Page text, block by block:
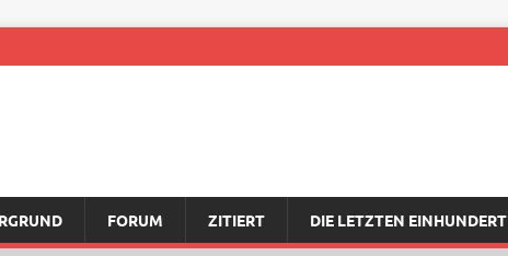
FORUM ZITIERT DIE LETZTEN EINHUNDERT